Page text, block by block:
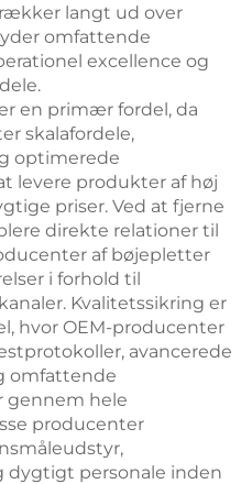
langt ud over
omfattende
excellence og
en primær fordel, da
skalafordele,
optimerede
levere produkter af høj
priser. Ved at fjerne
direkte relationer til
af bøjepletter
i forhold til
Kvalitetssikring er
hvor OEM-producenter
avancerede
omfattende
gennem hele
producenter
dygtigt personale inden